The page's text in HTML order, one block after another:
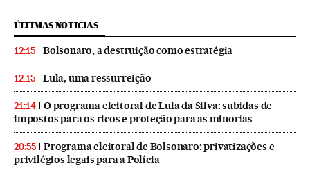
ÚLTIMAS NOTICIAS
12:15 Bolsonaro, a destruição como estratégia
12:15 Lula, uma ressurreição
21:14
O programa eleitoral de Lula da Silva: subidas de
impostos para os ricos e proteção para as minorias
20:55
Programa eleitoral de Bolsonaro: privatizações e
privilégios legais para a Polícia